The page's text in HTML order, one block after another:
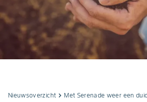
Nieuwsoverzicht keyboard_arrow_right Met Serenade weer een